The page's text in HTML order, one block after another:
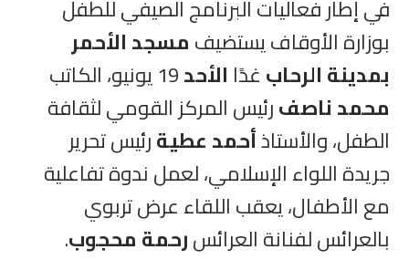
في إطار فعاليات البرنامج الصيفي للطفل
بوزارة الأوقاف يستضيفمسجد الأحمر
بمدينة الرحابغدًا الأحد19 يونيو، الكاتب
محمد ناصفرئيس المركز القومي لثقافة
الطفل، والأستاذأحمد عطيةرئيس تحرير
جريدة اللواء الإسلامي، لعمل ندوة تفاعلية
مع الأطفال، يعقب اللقاء عرض تربوي
بالعرائس لفنانة العرائسرحمة محجوب.